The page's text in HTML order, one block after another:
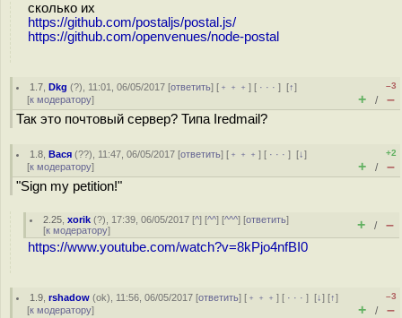
сколько их
https://github.com/postaljs/postal.js/
https://github.com/openvenues/node-postal
1.7 ,Dkg (?), 11:01, 06/05/2017 [ответить] [ ﹢﹢﹢] [ · · ·][↑]
[к модератору]
–3
+ / –
Так это почтовый сервер? Типа Iredmail?
1.8 ,Вася (??), 11:47, 06/05/2017 [ответить] [ ﹢﹢﹢] [ · · ·][↓]
[к модератору]
+2
+ / –
"Sign my petition!"
2.25 ,xorik (?), 17:39, 06/05/2017 [^] [^^] [^^^] [ответить]
[к модератору] + / –
https://www.youtube.com/watch?v=8kPjo4nfBI0
1.9 ,rshadow (ok), 11:56, 06/05/2017 [ответить] [ ﹢﹢﹢] [ · · ·][↓] [↑]
[к модератору]
–3
+ / –